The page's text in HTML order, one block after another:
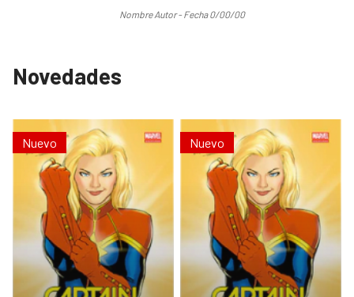
Nombre Autor - Fecha 0/00/00
Novedades
Nuevo Nuevo